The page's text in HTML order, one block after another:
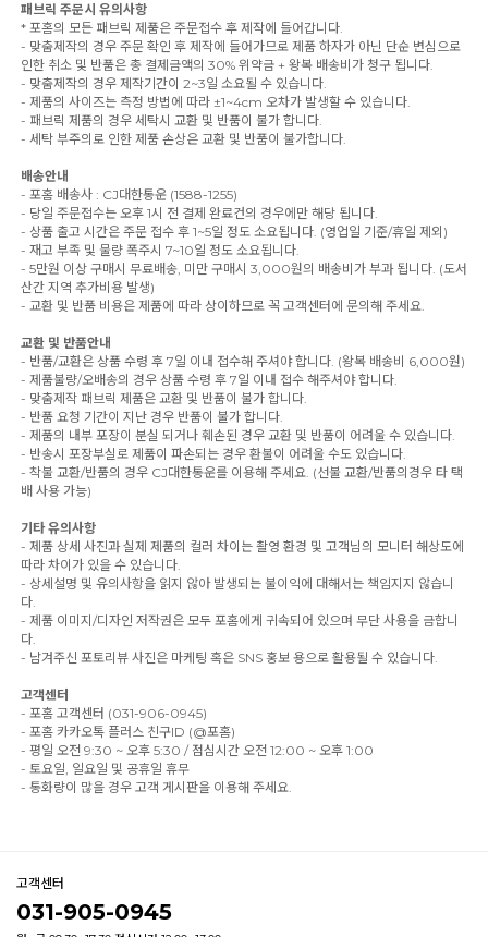
패브릭 주문시 유의사항
* 포홈의 모든 패브릭 제품은 주문접수 후 제작에 들어갑니다.
- 맞춤제작의 경우 주문 확인 후 제작에 들어가므로 제품 하자가 아닌 단순 변심으로
인한 취소 및 반품은 총 결제금액의 30% 위약금 + 왕복 배송비가 청구 됩니다.
- 맞춤제작의 경우 제작기간이 2~3일 소요될 수 있습니다.
- 제품의 사이즈는 측정 방법에 따라 ±1~4cm 오차가 발생할 수 있습니다.
- 패브릭 제품의 경우 세탁시 교환 및 반품이 불가 합니다.
- 세탁 부주의로 인한 제품 손상은 교환 및 반품이 불가합니다.
배송안내
- 포홈 배송사 : CJ대한통운 (1588-1255)
- 당일 주문접수는 오후 1시 전 결제 완료건의 경우에만 해당 됩니다.
- 상품 출고 시간은 주문 접수 후 1~5일 정도 소요됩니다. (영업일 기준/휴일 제외)
- 재고 부족 및 물량 폭주시 7~10일 정도 소요됩니다.
- 5만원 이상 구매시 무료배송, 미만 구매시 3,000원의 배송비가 부과 됩니다. (도서
산간 지역 추가비용 발생)
- 교환 및 반품 비용은 제품에 따라 상이하므로 꼭 고객센터에 문의해 주세요.
교환 및 반품안내
- 반품/교환은 상품 수령 후 7일 이내 접수해 주셔야 합니다. (왕복 배송비 6,000원)
- 제품불량/오배송의 경우 상품 수령 후 7일 이내 접수 해주셔야 합니다.
- 맞춤제작 패브릭 제품은 교환 및 반품이 불가 합니다.
- 반품 요청 기간이 지난 경우 반품이 불가 합니다.
- 제품의 내부 포장이 분실 되거나 훼손된 경우 교환 및 반품이 어려울 수 있습니다.
- 반송시 포장부실로 제품이 파손되는 경우 환불이 어려울 수도 있습니다.
- 착불 교환/반품의 경우 CJ대한통운를 이용해 주세요. (선불 교환/반품의경우 타 택
배 사용 가능)
기타 유의사항
- 제품 상세 사진과 실제 제품의 컬러 차이는 촬영 환경 및 고객님의 모니터 해상도에
따라 차이가 있을 수 있습니다.
- 상세설명 및 유의사항을 읽지 않아 발생되는 불이익에 대해서는 책임지지 않습니
다.
- 제품 이미지/디자인 저작권은 모두 포홈에게 귀속되어 있으며 무단 사용을 금합니
다.
- 남겨주신 포토리뷰 사진은 마케팅 혹은 SNS 홍보 용으로 활용될 수 있습니다.
고객센터
- 포홈 고객센터 (031-906-0945)
- 포홈 카카오톡 플러스 친구ID (@포홈)
- 평일 오전 9:30 ~ 오후 5:30 / 점심시간 오전 12:00 ~ 오후 1:00
- 토요일, 일요일 및 공휴일 휴무
- 통화량이 많을 경우 고객 게시판을 이용해 주세요.
고객센터
031-905-0945